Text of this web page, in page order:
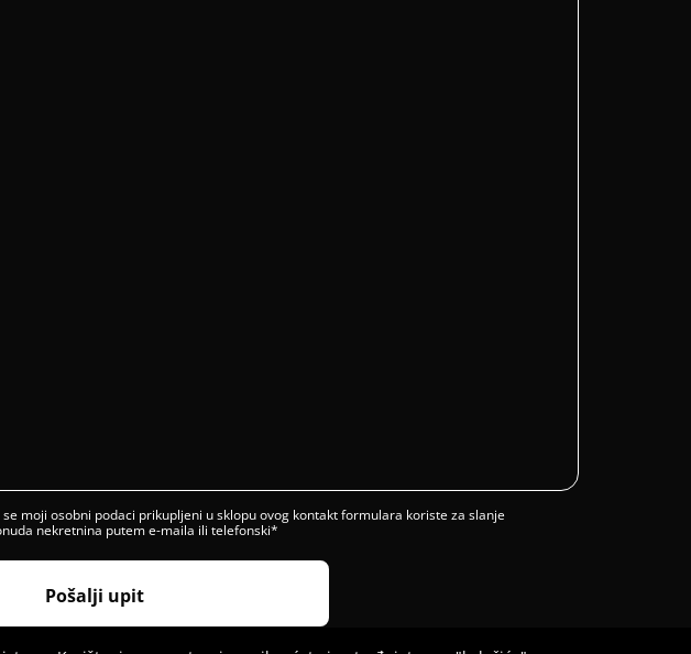
moji osobni podaci prikupljeni u sklopu ovog kontakt formulara koriste za slanje
nekretnina putem e-maila ili telefonski*
Pošalji upit